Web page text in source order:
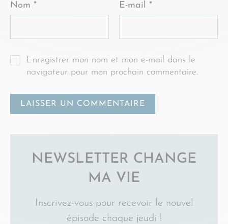
Nom * E-mail *
Enregistrer mon nom et mon e-mail dans le
navigateur pour mon prochain commentaire.
NEWSLETTER CHANGE
MA VIE
Inscrivez-vous pour recevoir le nouvel
épisode chaque jeudi !